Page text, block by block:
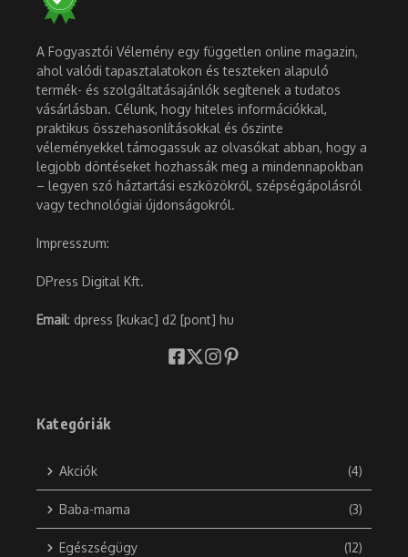
A Fogyasztói Vélemény egy független online magazin,
ahol valódi tapasztalatokon és teszteken alapuló
termék- és szolgáltatásajánlók segítenek a tudatos
vásárlásban. Célunk, hogy hiteles információkkal,
praktikus összehasonlításokkal és őszinte
véleményekkel támogassuk az olvasókat abban, hogy a
legjobb döntéseket hozhassák meg a mindennapokban
– legyen szó háztartási eszközökről, szépségápolásról
vagy technológiai újdonságokról.
Impresszum:
DPress Digital Kft.
Email: dpress [kukac] d2 [pont] hu
Kategóriák
Akciók (4)
Baba-mama (3)
Egészségügy (12)